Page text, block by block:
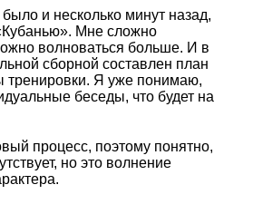
и несколько минут назад,
Мне сложно
волноваться больше. И в
сборной составлен план
тренировки. Я уже понимаю,
беседы, что будет на
процесс, поэтому понятно,
но это волнение